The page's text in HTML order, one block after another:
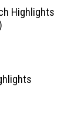
Highlights